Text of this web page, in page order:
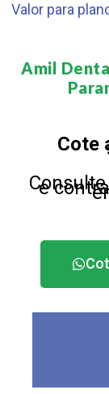
Valor para
Amil
Cote
e